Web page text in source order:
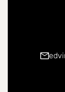
vila och lek
Välkommen